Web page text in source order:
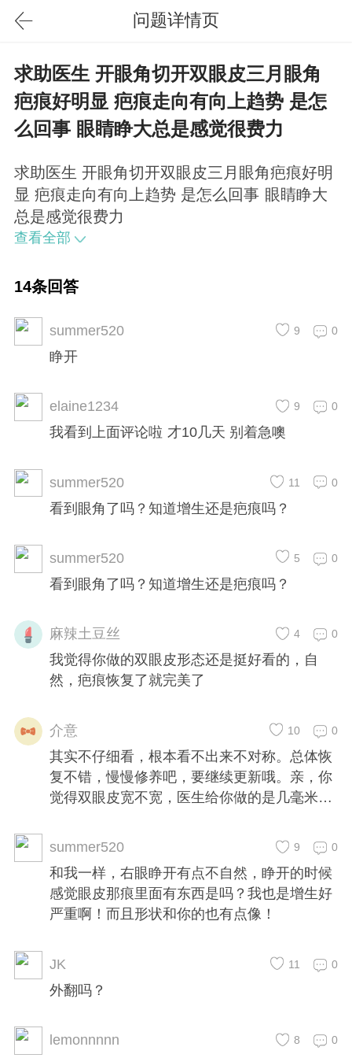
问题详情页
求助医生 开眼角切开双眼皮三月眼角
疤痕好明显 疤痕走向有向上趋势 是怎
么回事 眼睛睁大总是感觉很费力
求助医生 开眼角切开双眼皮三月眼角疤痕好明
显 疤痕走向有向上趋势 是怎么回事 眼睛睁大
总是感觉很费力
查看全部
14条回答
summer520 0
9
睁开
elaine1234 0
9
我看到上面评论啦 才10几天 别着急噢
summer520 0
11
看到眼角了吗？知道增生还是疤痕吗？
summer520 0
5
看到眼角了吗？知道增生还是疤痕吗？
麻辣土豆丝 0
4
我觉得你做的双眼皮形态还是挺好看的，自
然，疤痕恢复了就完美了
介意 0
10
其实不仔细看，根本看不出来不对称。总体恢
复不错，慢慢修养吧，要继续更新哦。亲，你
觉得双眼皮宽不宽，医生给你做的是几毫米的
summer520
0
9
和我一样，右眼睁开有点不自然，睁开的时候
感觉眼皮那痕里面有东西是吗？我也是增生好
严重啊！而且形状和你的也有点像！
JK 0
11
外翻吗？
lemonnnnn 0
8